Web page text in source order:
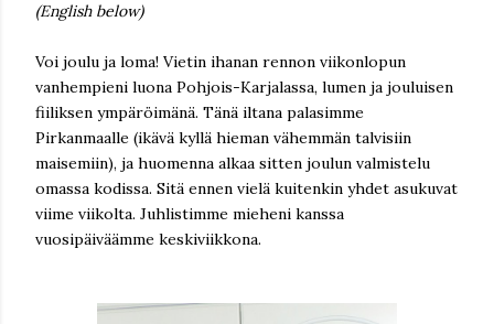
(English below)
Voi joulu ja loma! Vietin ihanan rennon viikonlopun
vanhempieni luona Pohjois-Karjalassa, lumen ja jouluisen
fiiliksen ympäröimänä. Tänä iltana palasimme
Pirkanmaalle (ikävä kyllä hieman vähemmän talvisiin
maisemiin), ja huomenna alkaa sitten joulun valmistelu
omassa kodissa. Sitä ennen vielä kuitenkin yhdet asukuvat
viime viikolta. Juhlistimme mieheni kanssa
vuosipäiväämme keskiviikkona.